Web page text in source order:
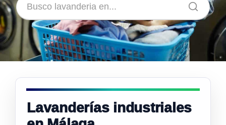
Lavanderías industriales